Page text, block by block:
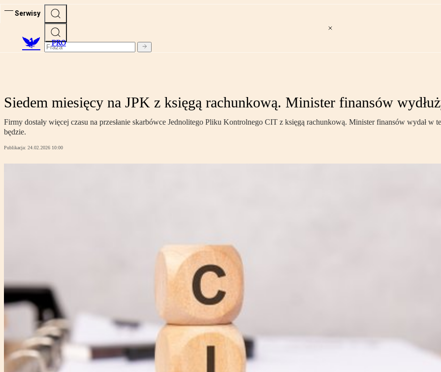
Serwisy
PRO
Siedem miesięcy na JPK z księgą rachunkową. Minister finansów
Firmy dostały więcej czasu na przesłanie skarbówce Jednolitego Pliku Kontrolnego CIT z księgą rachunkową. Minister finansów wydał w
będzie.
Publikacja: 24.02.2026 10:00